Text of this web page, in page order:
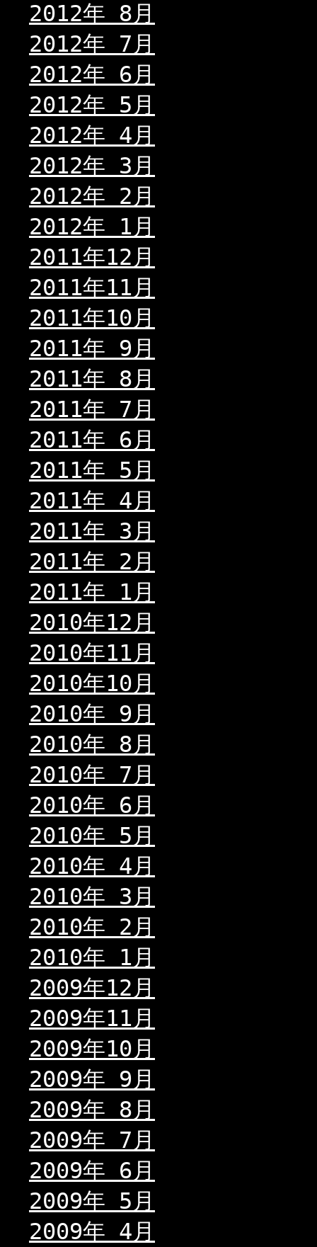
2012年 8月
2012年 7月
2012年 6月
2012年 5月
2012年 4月
2012年 3月
2012年 2月
2012年 1月
2011年12月
2011年11月
2011年10月
2011年 9月
2011年 8月
2011年 7月
2011年 6月
2011年 5月
2011年 4月
2011年 3月
2011年 2月
2011年 1月
2010年12月
2010年11月
2010年10月
2010年 9月
2010年 8月
2010年 7月
2010年 6月
2010年 5月
2010年 4月
2010年 3月
2010年 2月
2010年 1月
2009年12月
2009年11月
2009年10月
2009年 9月
2009年 8月
2009年 7月
2009年 6月
2009年 5月
2009年 4月